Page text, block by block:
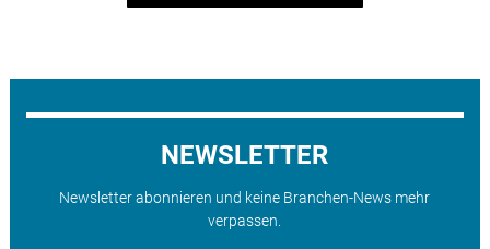
NEWSLETTER
Newsletter abonnieren und keine Branchen-News mehr
verpassen.